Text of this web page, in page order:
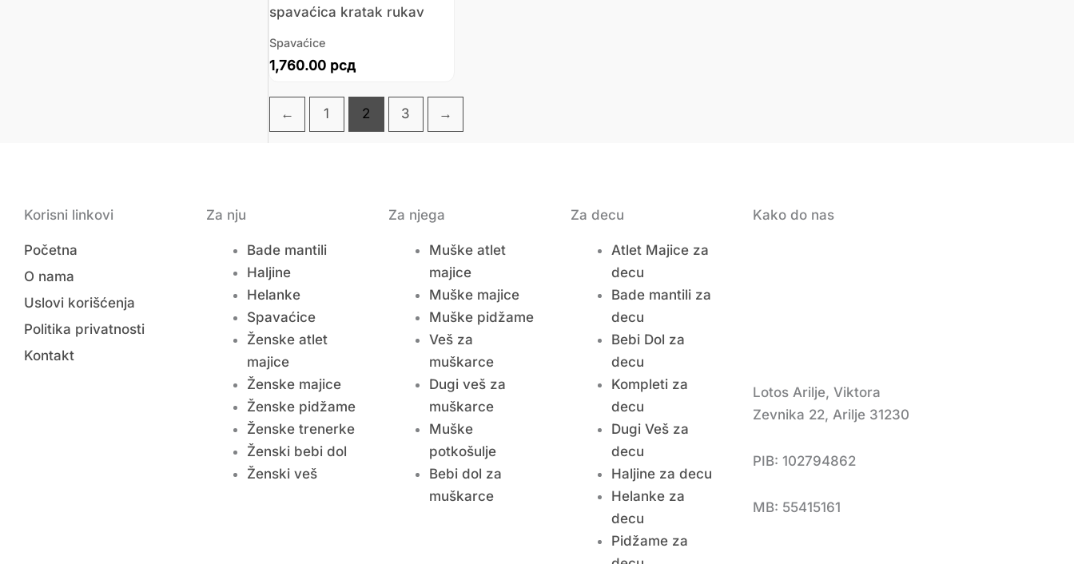
spavaćica kratak rukav
Spavaćice
1,760.00 рсд
← 1 2 3 →
Korisni linkovi
Početna
O nama
Uslovi korišćenja
Politika privatnosti
Kontakt
Za nju
Bade mantili
Haljine
Helanke
Spavaćice
Ženske atlet
majice
Ženske majice
Ženske pidžame
Ženske trenerke
Ženski bebi dol
Ženski veš
Za njega
Muške atlet
majice
Muške majice
Muške pidžame
Veš za
muškarce
Dugi veš za
muškarce
Muške
potkošulje
Bebi dol za
muškarce
Za decu
Atlet Majice za
decu
Bade mantili za
decu
Bebi Dol za
decu
Kompleti za
decu
Dugi Veš za
decu
Haljine za decu
Helanke za
decu
Pidžame za
Kako do nas
Lotos Arilje, Viktora
Zevnika 22, Arilje 31230
PIB: 102794862
MB: 55415161